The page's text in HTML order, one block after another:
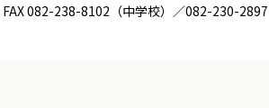
FAX082-238-8102 （中学校）／082-230-2897